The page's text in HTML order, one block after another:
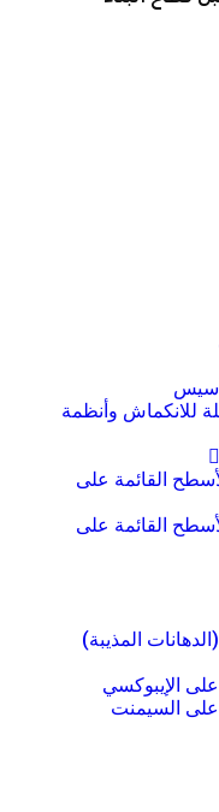
للانكماش وأنظمة
القائمة على
القائمة على
المذيبة)
الإيبوكسي
على السيمنت